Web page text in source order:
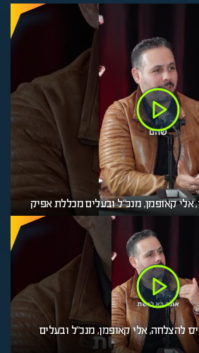
קאופמן, מנכ"ל ובעלים מכללת אפיק
להצלחה, אלי קאופמן, מנכ"ל ובעלים